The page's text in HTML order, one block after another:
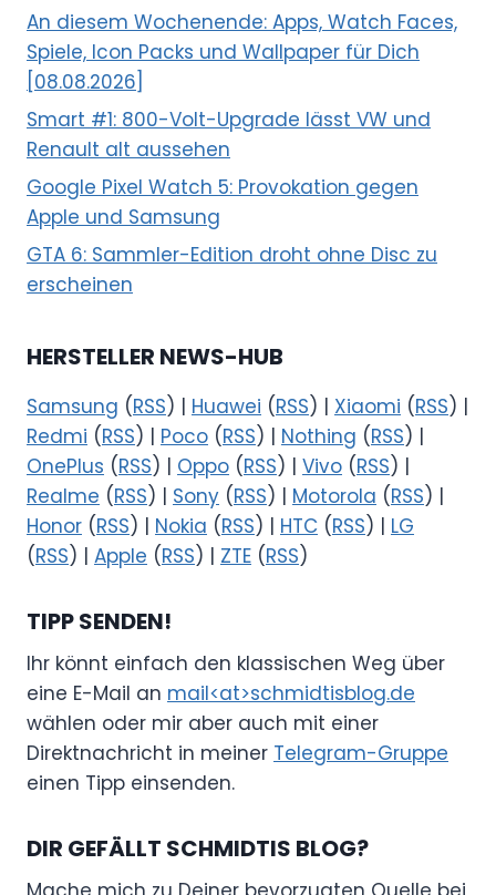
An diesem Wochenende: Apps, Watch Faces,
Spiele, Icon Packs und Wallpaper für Dich
[08.08.2026]
Smart #1: 800-Volt-Upgrade lässt VW und
Renault alt aussehen
Google Pixel Watch 5: Provokation gegen
Apple und Samsung
GTA 6: Sammler-Edition droht ohne Disc zu
erscheinen
HERSTELLER NEWS-HUB
Samsung (RSS) | Huawei (RSS) | Xiaomi (RSS) |
Redmi (RSS) | Poco (RSS) | Nothing (RSS) |
OnePlus (RSS) | Oppo (RSS) | Vivo (RSS) |
Realme (RSS) | Sony (RSS) | Motorola (RSS) |
Honor (RSS) | Nokia (RSS) | HTC (RSS) | LG
(RSS) | Apple (RSS) | ZTE (RSS)
TIPP SENDEN!
Ihr könnt einfach den klassischen Weg über
eine E-Mail an mail<at>schmidtisblog.de
wählen oder mir aber auch mit einer
Direktnachricht in meiner Telegram-Gruppe
einen Tipp einsenden.
DIR GEFÄLLT SCHMIDTIS BLOG?